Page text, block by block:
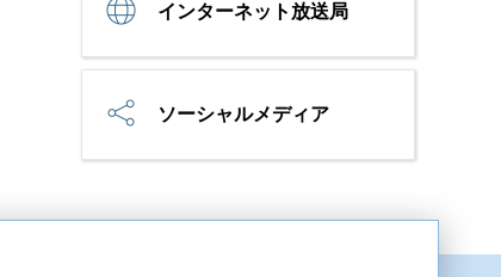
インターネット放送局
ソーシャルメディア